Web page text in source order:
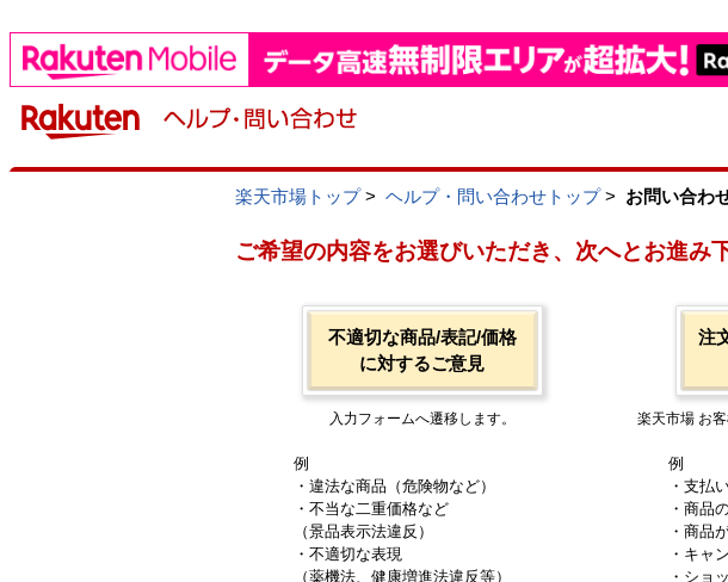
楽天市場トップ> ヘルプ・問い合わせトップ> お問い合わ
ご希望の内容をお選びいただき、次へとお進み
不適切な商品/表記/価格
に対するご意見
入力フォームへ遷移します。
例
・違法な商品（危険物など）
・不当な二重価格など
（景品表示法違反）
・不適切な表現
（薬機法、健康増進法違反等）
注
楽天市場 お
例
・支払
・商品
・商品
・キャ
・ショ